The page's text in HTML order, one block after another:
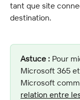
tant que site
destination.
Astuce : Pour
Microsoft 365
Microsoft
relation entre